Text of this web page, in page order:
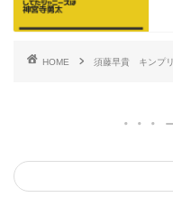
HOME 須藤早貴 キンプ